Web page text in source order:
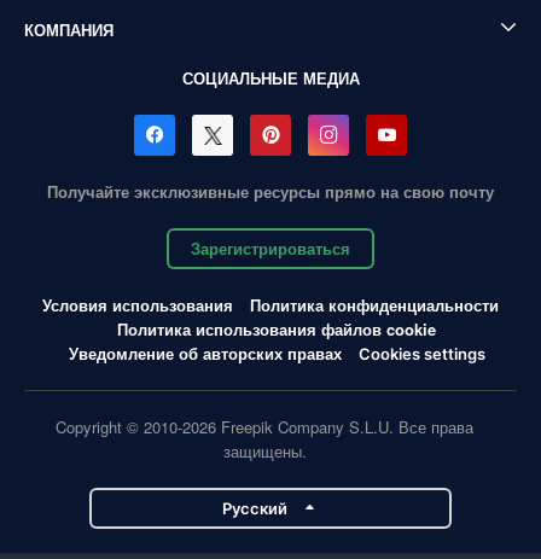
КОМПАНИЯ
СОЦИАЛЬНЫЕ МЕДИА
Получайте эксклюзивные ресурсы прямо на свою почту
Зарегистрироваться
Условия использования
Политика конфиденциальности
Политика использования файлов cookie
Уведомление об авторских правах
Cookies settings
Copyright © 2010-2026 Freepik Company S.L.U. Все права
защищены.
Pусский